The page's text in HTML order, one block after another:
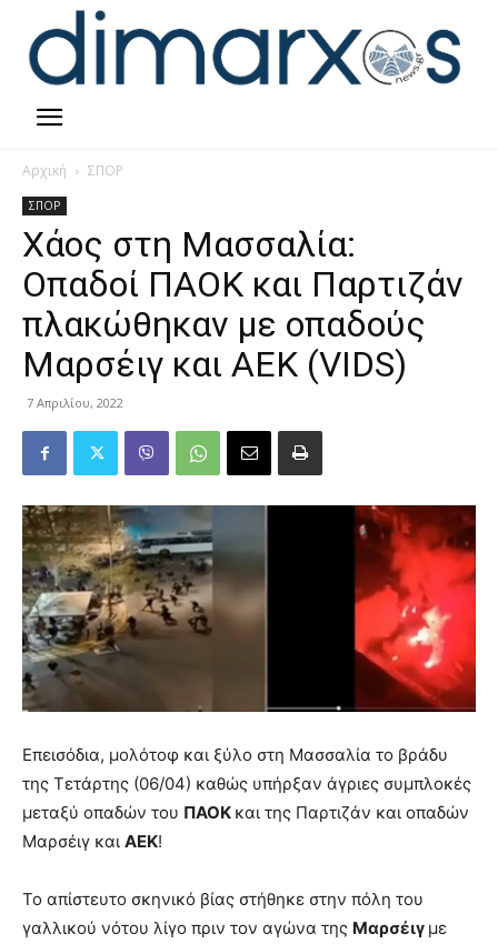
Αρχική ΣΠΟΡ
ΣΠΟΡ
Χάος στη Μασσαλία:
Οπαδοί ΠΑΟΚ και Παρτιζάν
πλακώθηκαν με οπαδούς
Μαρσέιγ και ΑΕΚ (VIDS)
7 Απριλίου, 2022
Επεισόδια, μολότοφ και ξύλο στη Μασσαλία το βράδυ
της Τετάρτης (06/04) καθώς υπήρξαν άγριες συμπλοκές
μεταξύ οπαδών του ΠΑΟΚ και της Παρτιζάν και οπαδών
Μαρσέιγ και ΑΕΚ!
Το απίστευτο σκηνικό βίας στήθηκε στην πόλη του
γαλλικού νότου λίγο πριν τον αγώνα της Μαρσέιγ με